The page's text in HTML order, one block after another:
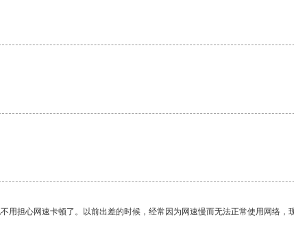
担心网速卡顿了。以前出差的时候，经常因为网速慢而无法正常使用网络，